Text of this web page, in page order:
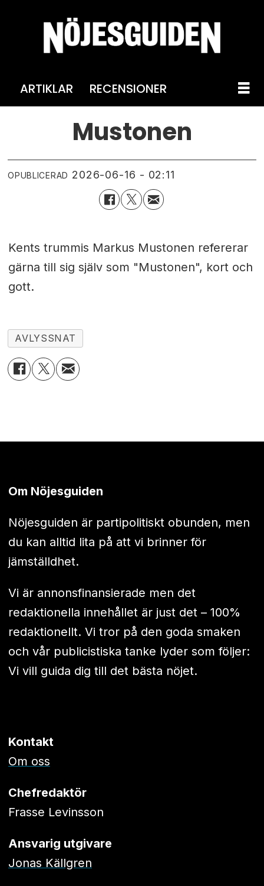
ARTIKLAR RECENSIONER
Mustonen
OPUBLICERAD 2026-06-16 - 02:11
Kents trummis Markus Mustonen refererar
gärna till sig själv som "Mustonen", kort och
gott.
AVLYSSNAT
Om Nöjesguiden
Nöjesguiden är partipolitiskt obunden, men
du kan alltid lita på att vi brinner för
jämställdhet.
Vi är annonsfinansierade men det
redaktionella innehållet är just det – 100%
redaktionellt. Vi tror på den goda smaken
och vår publicistiska tanke lyder som följer:
Vi vill guida dig till det bästa nöjet.
Kontakt
Om oss
Chefredaktör
Frasse Levinsson
Ansvarig utgivare
Jonas Källgren